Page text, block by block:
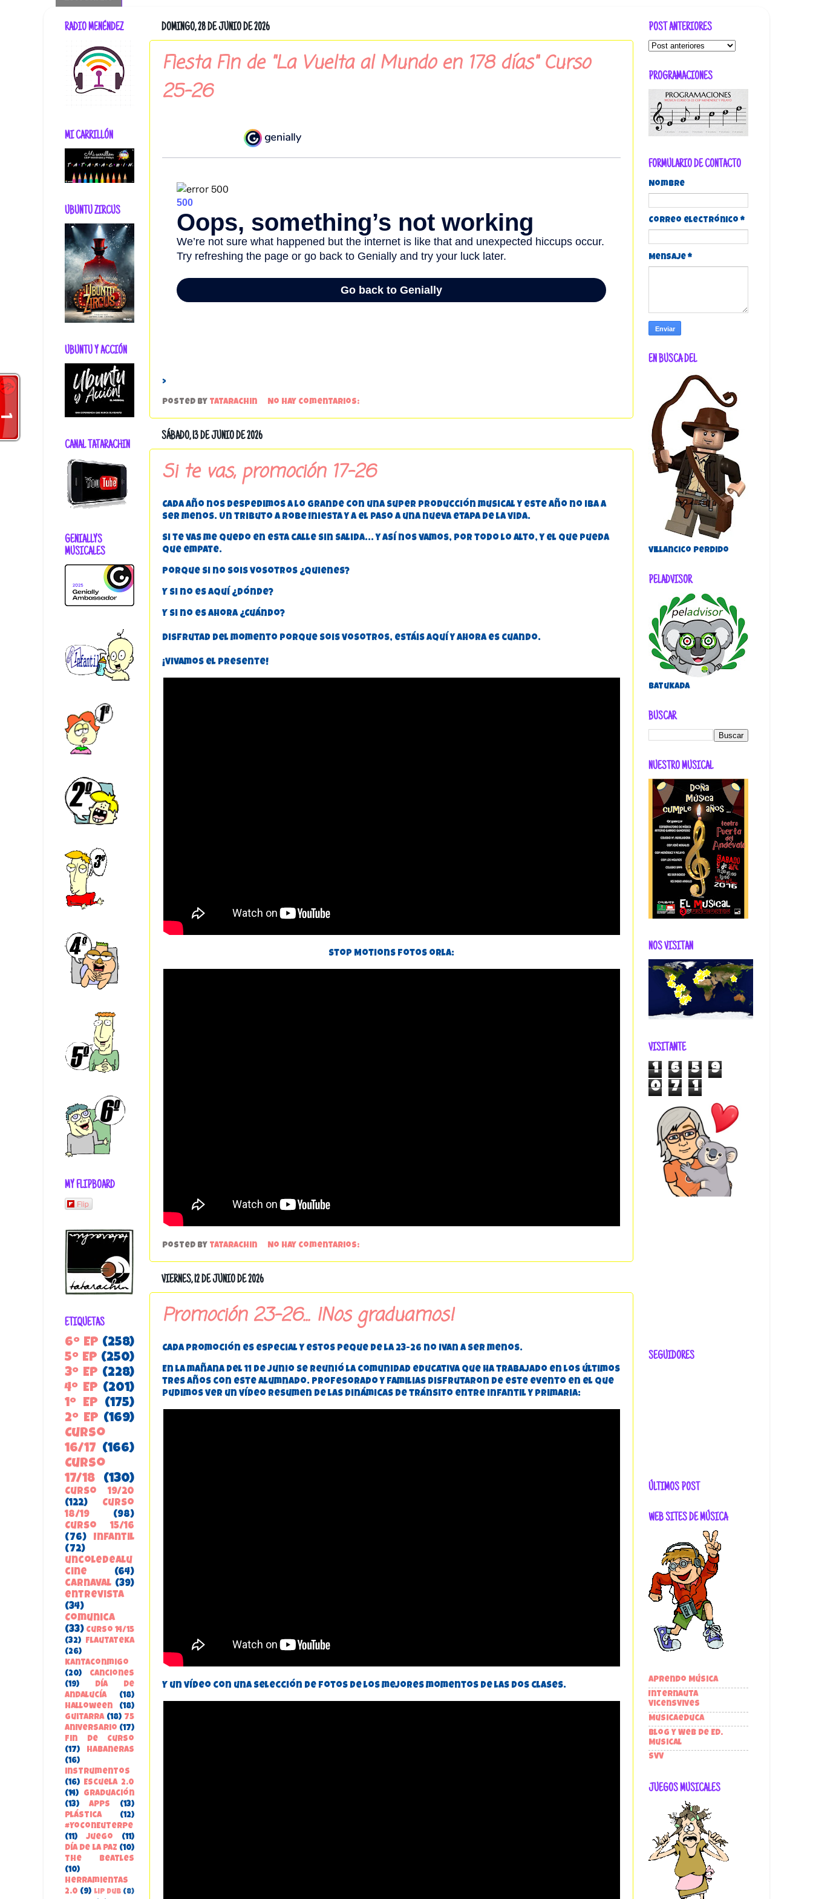
DOMINGO, 28 DE JUNIO DE 2026
Fiesta Fin de "La Vuelta al Mundo en 178 días" Curso
25-26
>
Posted by tatarachin No hay comentarios:
SÁBADO, 13 DE JUNIO DE 2026
Si te vas, promoción 17-26
Cada año nos despedimos a lo grande con una super producción musical y este año no iba a
ser menos. Un tributo a Robe Iniesta y a el paso a una nueva etapa de la vida.
Si te vas me quedo en esta calle sin salida... y así nos vamos, por todo lo alto, y el que pueda
que empate.
Porque si no sois vosotros ¿Quienes?
Y si no es aquí ¿Dónde?
Y si no es ahora ¿Cuándo?
Disfrutad del momento porque sois vosotros, estáis aquí y ahora es cuando.
¡Vivamos el presente!
Stop Motions fotos orla:
Posted by tatarachin No hay comentarios:
VIERNES, 12 DE JUNIO DE 2026
Promoción 23-26... ¡Nos graduamos!
Cada promoción es especial y estos peque de la 23-26 no ivan a ser menos.
En la mañana del 11 de junio se reunió la comunidad educativa que ha trabajado en los últimos
tres años con este alumnado. Profesorado y familias disfrutaron de este evento en el que
pudimos ver un vídeo resumen de las dinámicas de tránsito entre infantil y primaria:
Y un vídeo con una selección de fotos de los mejores momentos de las dos clases.
RADIO MENÉNDEZ
MI CARRILLÓN
UBUNTU ZIRCUS
UBUNTU Y ACCIÓN
CANAL TATARACHIN
GENIALLYS
MUSICALES
MY FLIPBOARD
Flip
ETIQUETAS
6º EP (258)
5º EP (250)
3º EP (228)
4º EP (201)
1º EP
(175)
2º EP (169)
Curso
16/17 (166)
Curso
17/18
(130)
Curso 19/20
(122)
Curso
18/19
(98)
Curso 15/16
(76)
Infantil
(72)
uncoledealu
cine
(64)
carnaval (39)
entrevista
(34)
ComunicA
(33) Curso 14/15
(32)
FlautateKa
(26)
kantaconmigo
(20)
canciones
(19)
Día de
Andalucía
(18)
Halloween
(18)
guitarra (18) 75
aniversario (17)
Fin de Curso
(17)
habaneras
(16)
instrumentos
(16) Escuela 2.0
(14)
Graduación
(13)
apps
(13)
Plástica
(12)
#YoConEuterpe
(11)
juego
(11)
Día de la Paz (10)
the beatles
(10)
herramientas
2.0 (9) Lip Dub (8)
POST ANTERIORES
PROGRAMACIONES
FORMULARIO DE CONTACTO
Nombre
Correo electrónico *
Mensaje *
EN BUSCA DEL
villancico perdido
PELADVISOR
Batukada
BUSCAR
NUESTRO MUSICAL
NOS VISITAN
VISITANTE
1 6 5
9
0
7 1
SEGUIDORES
ÚLTIMOS POST
WEB SITES DE MÚSICA
Aprendo Música
Internauta
VicensVives
Musicaeduca
Blog y Web de Ed.
Musical
SVV
JUEGOS MUSICALES